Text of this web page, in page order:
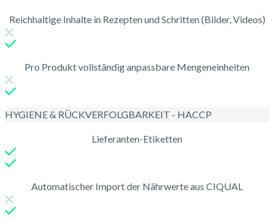
Reichhaltige Inhalte in Rezepten und Schritten (Bilder, Videos)
Pro Produkt vollständig anpassbare Mengeneinheiten
HYGIENE & RÜCKVERFOLGBARKEIT - HACCP
Lieferanten-Etiketten
Automatischer Import der Nährwerte aus CIQUAL